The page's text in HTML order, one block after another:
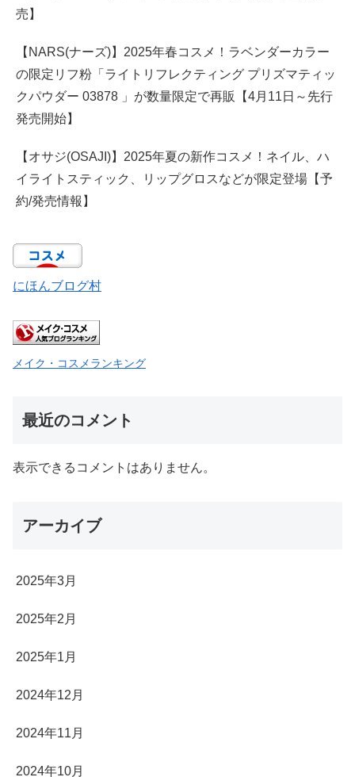
売】
【NARS(ナーズ)】2025年春コスメ！ラベンダーカラー
の限定リフ粉「ライトリフレクティング プリズマティッ
クパウダー 03878 」が数量限定で再販【4月11日～先行
発売開始】
【オサジ(OSAJI)】2025年夏の新作コスメ！ネイル、ハ
イライトスティック、リップグロスなどが限定登場【予
約/発売情報】
にほんブログ村
メイク・コスメランキング
最近のコメント
表示できるコメントはありません。
アーカイブ
2025年3月
2025年2月
2025年1月
2024年12月
2024年11月
2024年10月